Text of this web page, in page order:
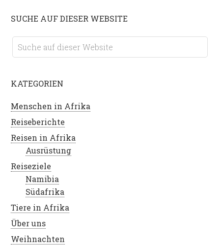
SUCHE AUF DIESER WEBSITE
KATEGORIEN
Menschen in Afrika
Reiseberichte
Reisen in Afrika
Ausrüstung
Reiseziele
Namibia
Südafrika
Tiere in Afrika
Über uns
Weihnachten